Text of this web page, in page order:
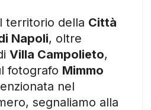
territorio della Città
Napoli, oltre
Villa Campolieto,
fotografo Mimmo
nel
segnaliamo alla